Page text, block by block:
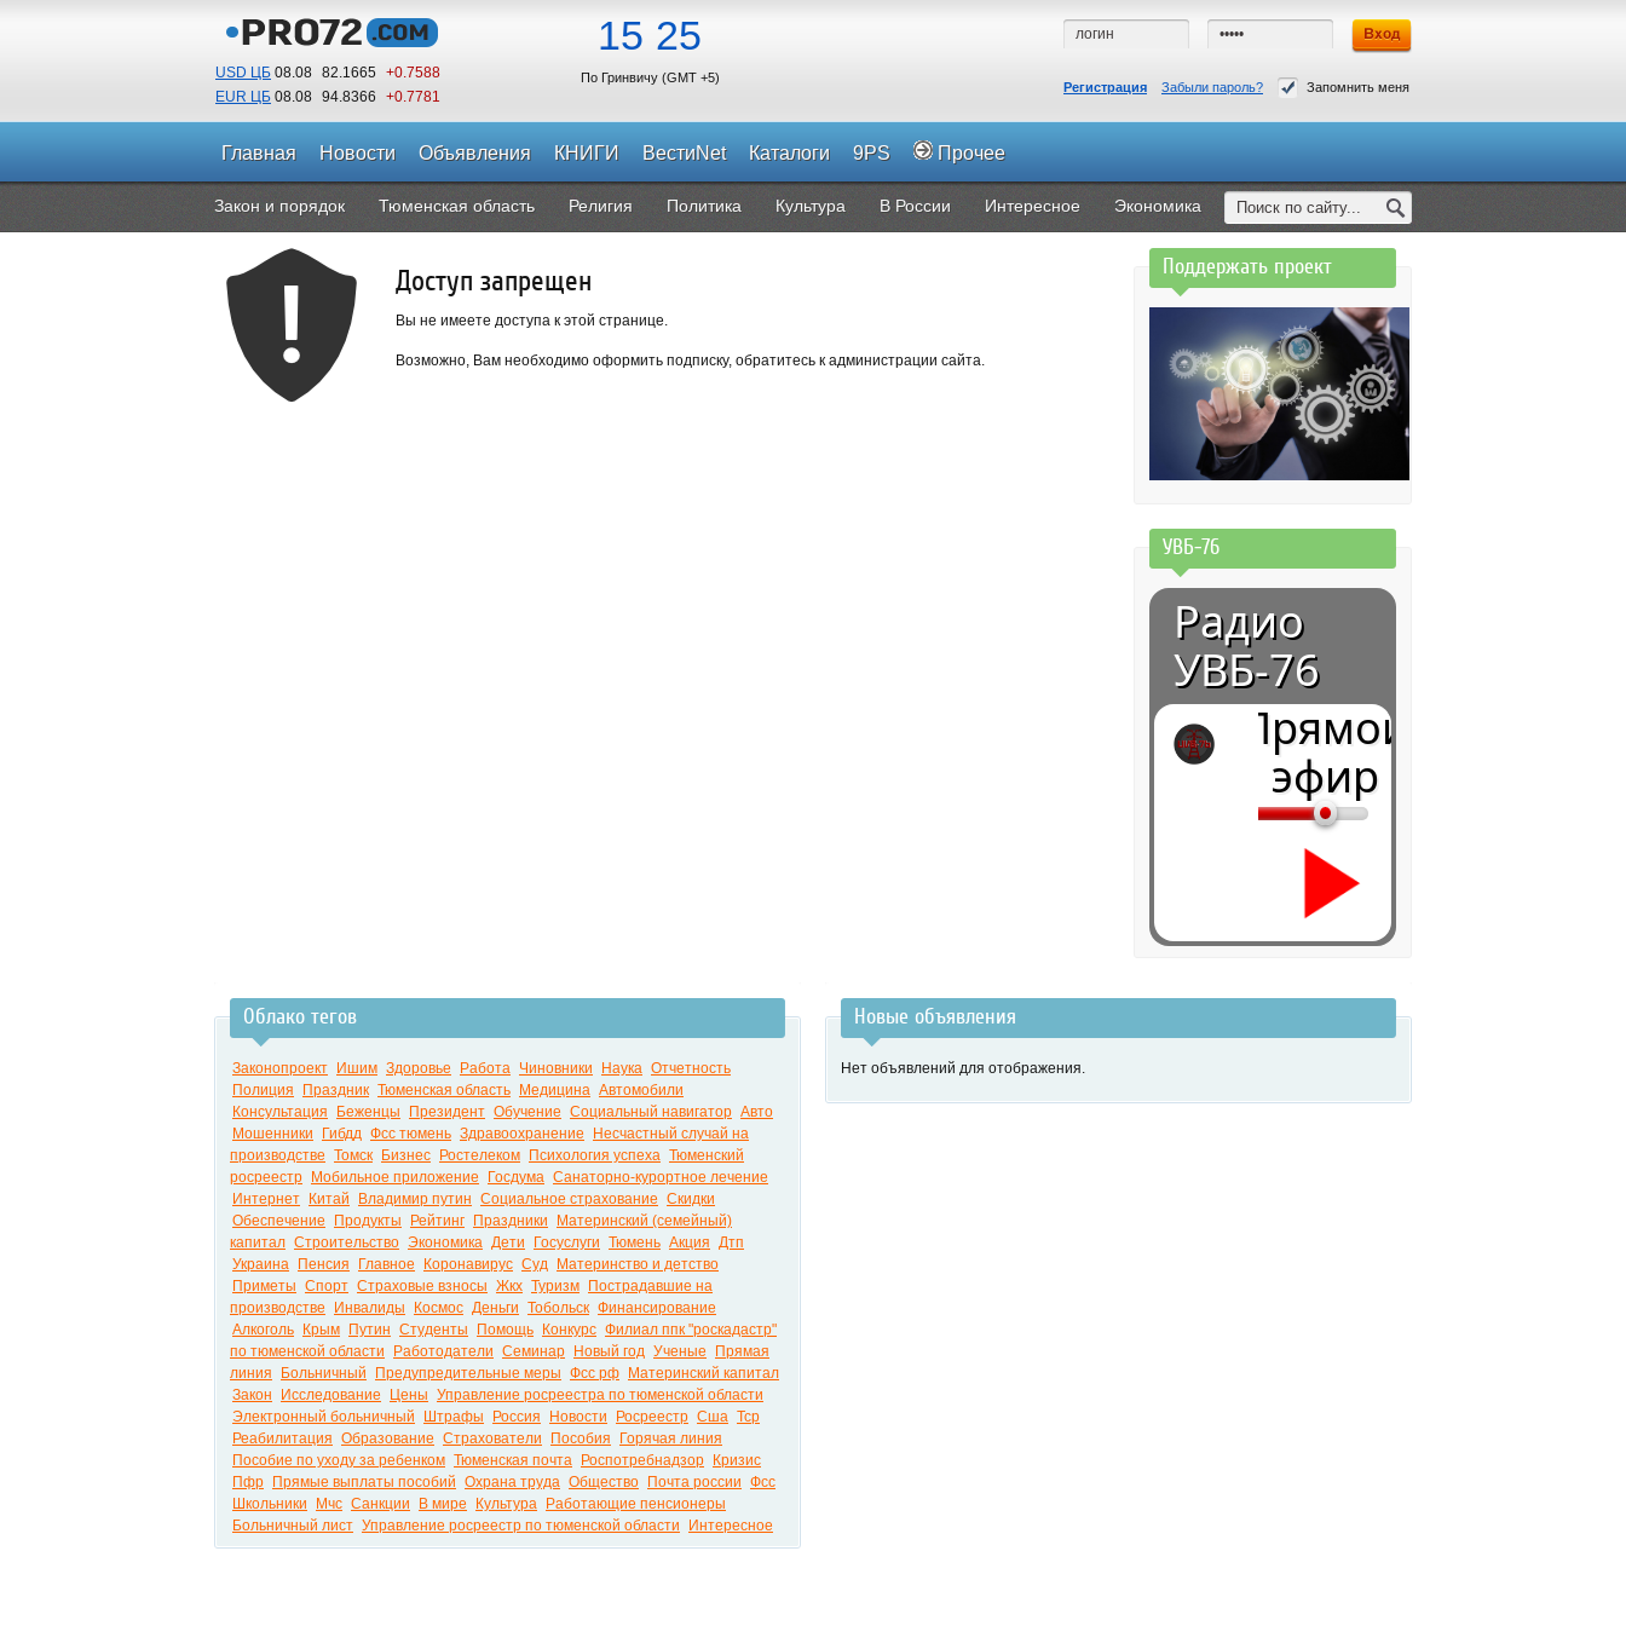
USD ЦБ 08.08 82.1665 +0.7588
EUR ЦБ 08.08 94.8366 +0.7781
15 25
По Гринвичу (GMT +5)
Регистрация Забыли пароль? Запомнить меня
Главная Новости Объявления КНИГИ ВестиNet Каталоги 9PS Прочее
Закон и порядок Тюменская область Религия Политика Культура В России Интересное Экономика
Доступ запрещен
Вы не имеете доступа к этой странице.
Возможно, Вам необходимо оформить подписку, обратитесь к администрации сайта.
Поддержать проект
УВБ-76
Радио
УВБ-76
Прямой
эфир
Облако тегов
Законопроект Ишим Здоровье Работа Чиновники Наука Отчетность
Полиция
Праздник Тюменская область Медицина Автомобили
Консультация
Беженцы Президент Обучение Социальный навигатор Авто
Мошенники
Гибдд Фсс тюмень Здравоохранение
Несчастный случай на
производстве Томск Бизнес Ростелеком Психология успеха Тюменский
росреестр
Мобильное приложение Госдума Санаторно-курортное лечение
Интернет
Китай Владимир путин Социальное страхование Скидки
Обеспечение
Продукты Рейтинг Праздники
Материнский (семейный)
капитал Строительство Экономика Дети Госуслуги Тюмень Акция Дтп
Украина
Пенсия Главное Коронавирус Суд
Материнство и детство
Приметы Спорт Страховые взносы Жкх Туризм
Пострадавшие на
производстве
Инвалиды Космос Деньги Тобольск Финансирование
Алкоголь
Крым Путин Студенты Помощь Конкурс Филиал ппк "роскадастр"
по тюменской области
Работодатели Семинар Новый год Ученые
Прямая
линия
Больничный Предупредительные меры Фсс рф
Материнский капитал
Закон
Исследование Цены Управление росреестра по тюменской области
Электронный больничный
Штрафы Россия Новости Росреестр Сша Тср
Реабилитация Образование Страхователи Пособия
Горячая линия
Пособие по уходу за ребенком Тюменская почта Роспотребнадзор
Кризис
Пфр
Прямые выплаты пособий Охрана труда Общество Почта россии Фсс
Школьники
Мчс Санкции В мире Культура
Работающие пенсионеры
Больничный лист Управление росреестр по тюменской области Интересное
Новые объявления
Нет объявлений для отображения.